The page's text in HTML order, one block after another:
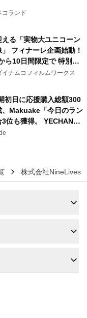
コランド
える「実物大ユニコーン
フィナーレ企画始動！
ら10日間限定で 特別映
GUNDAM Statue ―
―』を上映！
ナムコフィルムワークス
初日に応援購入総額300
、Makuake「今日のラン
3位も獲得。 YECHAN音
ウル第2弾の大型サイ
3XL）を先行販売中
株式会社NineLives